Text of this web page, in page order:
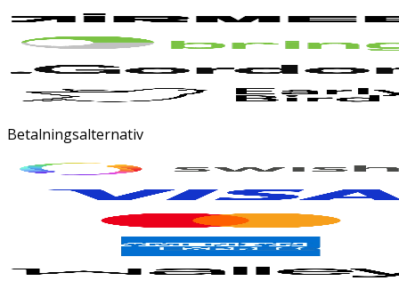
Betalningsalternativ